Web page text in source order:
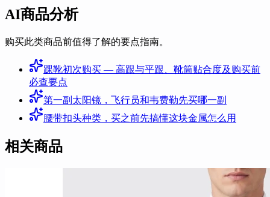
AI商品分析
购买此类商品前值得了解的要点指南。
踝靴初次购买 — 高跟与平跟、靴筒贴合度及购买前
必查要点
第一副太阳镜，飞行员和韦费勒先买哪一副
腰带扣头种类，买之前先搞懂这块金属怎么用
相关商品